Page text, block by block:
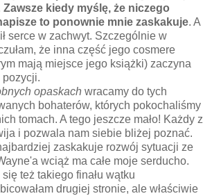
Zawsze kiedy myślę, że niczego
to ponownie mnie zaskakuje. A
serce w zachwyt. Szczególnie w
że inna część jego cosmere
mają miejsce jego książki) zaczyna
pozycji.
opaskach wracamy do tych
bohaterów, których pokochaliśmy
tomach. A tego jeszcze mało! Każdy z
i pozwala nam siebie bliżej poznać.
zaskakuje rozwój sytuacji ze
wciąż ma całe moje serducho.
też takiego finału wątku
drugiej stronie, ale właściwie